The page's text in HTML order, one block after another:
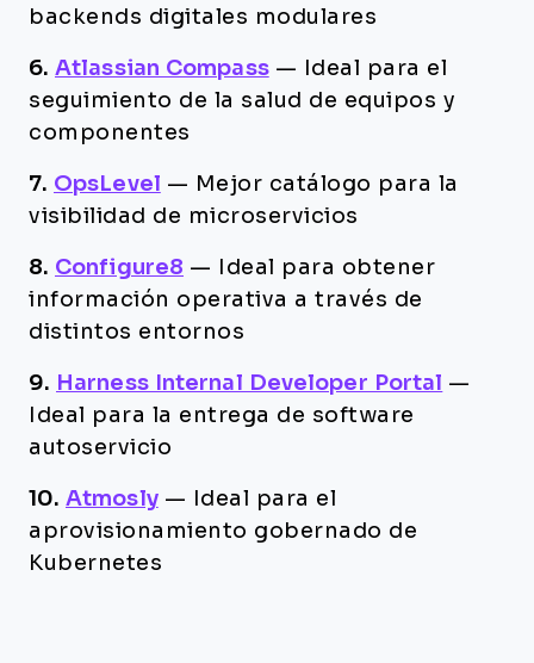
backends digitales modulares
6. Atlassian Compass —
Ideal para el
seguimiento de la salud de equipos y
componentes
7. OpsLevel — Mejor catálogo para la
visibilidad de microservicios
8. Configure8 —
Ideal para obtener
información operativa a través de
distintos entornos
9. Harness Internal Developer Portal —
Ideal para la entrega de software
autoservicio
10. Atmosly —
Ideal para el
aprovisionamiento gobernado de
Kubernetes